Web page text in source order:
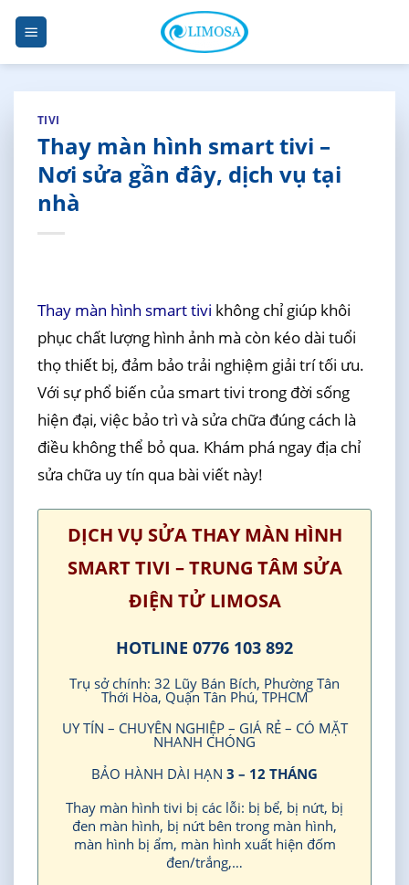
Skip
content
TIVI
Thay màn hình smart tivi –
Nơi sửa gần đây, dịch vụ tại
nhà
Thay màn hình smart tivi không chỉ giúp khôi
phục chất lượng hình ảnh mà còn kéo dài tuổi
thọ thiết bị, đảm bảo trải nghiệm giải trí tối ưu.
Với sự phổ biến của smart tivi trong đời sống
hiện đại, việc bảo trì và sửa chữa đúng cách là
điều không thể bỏ qua. Khám phá ngay địa chỉ
sửa chữa uy tín qua bài viết này!
DỊCH VỤ SỬA THAY MÀN HÌNH
SMART TIVI – TRUNG TÂM SỬA
ĐIỆN TỬ LIMOSA
HOTLINE 0776 103 892
Trụ sở chính: 32 Lũy Bán Bích, Phường Tân
Thới Hòa, Quận Tân Phú, TPHCM
UY TÍN – CHUYÊN NGHIỆP – GIÁ RẺ – CÓ MẶT
NHANH CHÓNG
BẢO HÀNH DÀI HẠN 3 – 12 THÁNG
Thay màn hình tivi bị các lỗi: bị bể, bị nứt, bị
đen màn hình, bị nứt bên trong màn hình,
màn hình bị ẩm, màn hình xuất hiện đốm
đen/trắng,…